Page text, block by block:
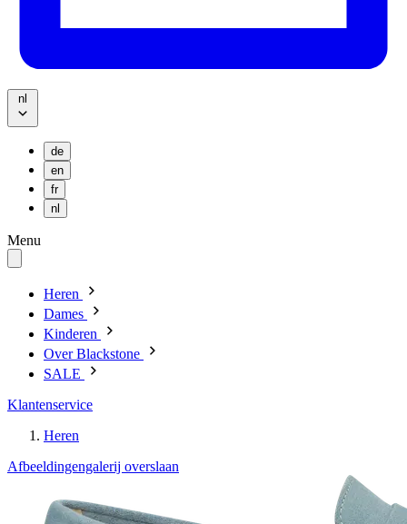
nl
de
en
fr
nl
Menu
Heren
Dames
Kinderen
Over Blackstone
SALE
Klantenservice
Heren
Afbeeldingengalerij overslaan